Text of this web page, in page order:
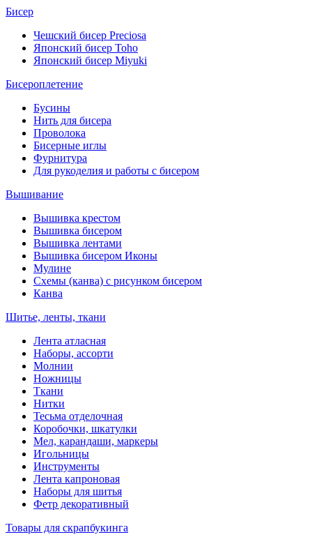
Бисер
Чешский бисер Preciosa
Японский бисер Toho
Японский бисер Miyuki
Бисероплетение
Бусины
Нить для бисера
Проволока
Бисерные иглы
Фурнитура
Для рукоделия и работы с бисером
Вышивание
Вышивка крестом
Вышивка бисером
Вышивка лентами
Вышивка бисером Иконы
Мулине
Схемы (канва) с рисунком бисером
Канва
Шитье, ленты, ткани
Лента атласная
Наборы, ассорти
Молнии
Ножницы
Ткани
Нитки
Тесьма отделочная
Коробочки, шкатулки
Мел, карандаши, маркеры
Игольницы
Инструменты
Лента капроновая
Наборы для шитья
Фетр декоративный
Товары для скрапбукинга